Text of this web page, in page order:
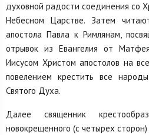
духовной радости соединения со
Небесном Царстве. Затем
апостола Павла к Римлянам,
отрывок из Евангелия от
Иисусом Христом апостолов на
повелением крестить все
Святого Духа.
Далее священник
новокрещенного (с четырех